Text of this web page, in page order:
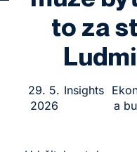
to za
29. 5.
2026
Insights
a